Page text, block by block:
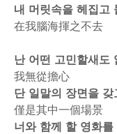
내 머릿속을 헤집고
在我腦海揮之不去
난 어떤 고민할새도
我無從擔心
단 일말의 장면을 갖
僅是其中一個場景
너와 함께 할 영화를